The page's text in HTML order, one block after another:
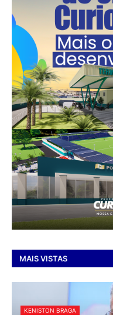
MAIS VISTAS
KENISTON BRAGA